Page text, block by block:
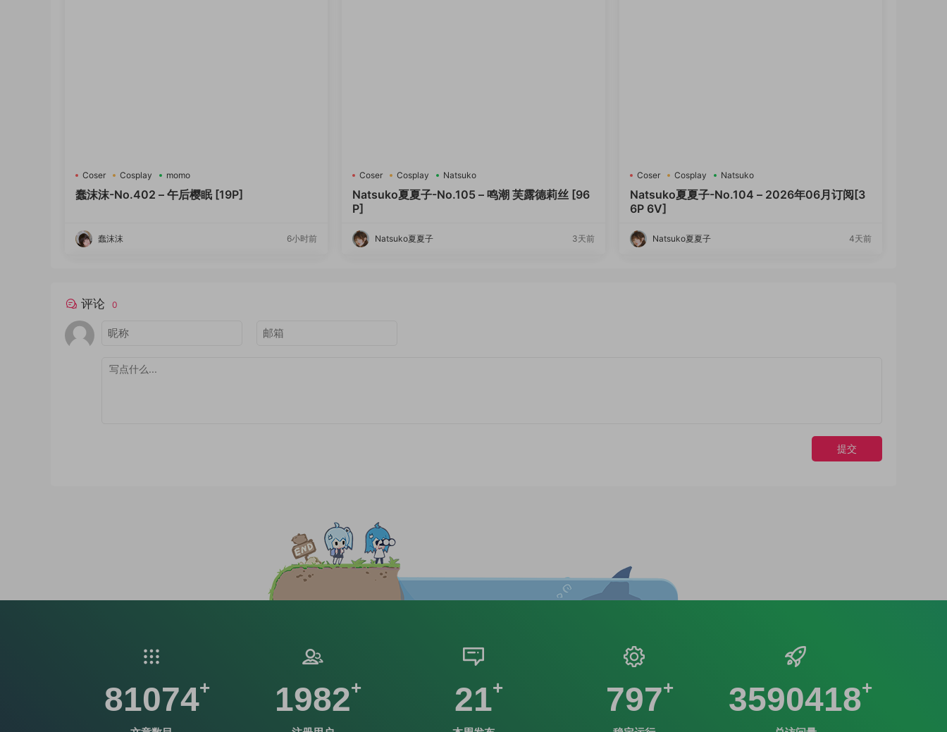
Coser Cosplay momo
蠢沫沫-No.402 – 午后樱眠 [19P]
蠢沫沫 6小时前
Coser Cosplay Natsuko
Natsuko夏夏子-No.105 – 鸣潮 芙露德莉丝 [96
P]
Natsuko夏夏子 3天前
Coser Cosplay Natsuko
Natsuko夏夏子-No.104 – 2026年06月订阅[3
6P 6V]
Natsuko夏夏子 4天前
评论 0
提交
81074 1982 21 797 3590418